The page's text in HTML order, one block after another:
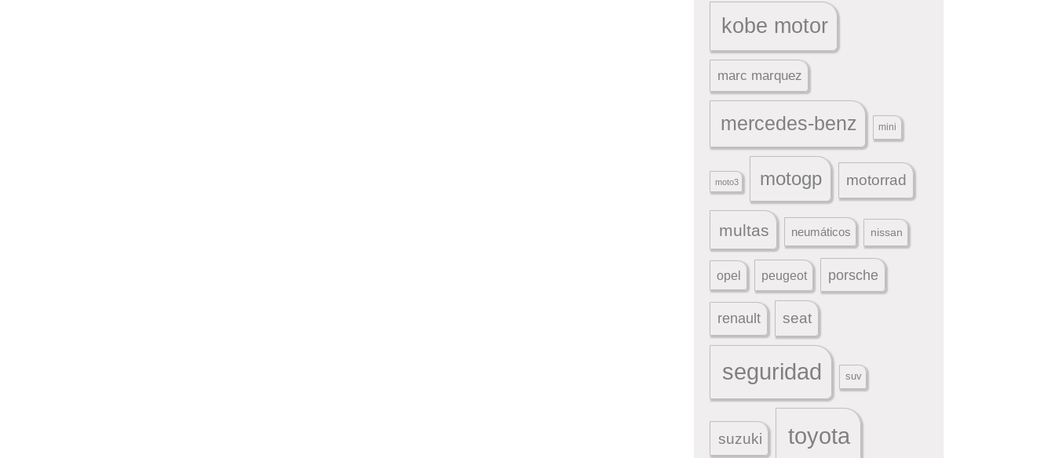
kobe motor
marc marquez
mercedes-benz mini
moto3 motogp motorrad
multas neumáticos nissan
opel peugeot porsche
renault seat
seguridad suv
suzuki toyota